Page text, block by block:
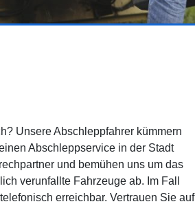
Unsere Abschleppfahrer kümmern
Abschleppservice in der Stadt
und bemühen uns um das
verunfallte Fahrzeuge ab. Im Fall
erreichbar. Vertrauen Sie auf